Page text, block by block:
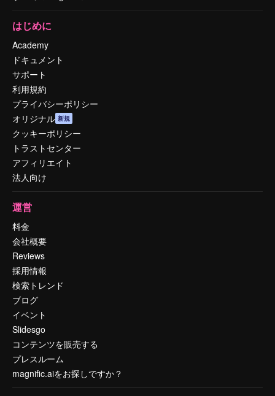
はじめに
Academy
ドキュメント
サポート
利用規約
プライバシーポリシー
オリジナル 新規
クッキーポリシー
トラストセンター
アフィリエイト
法人向け
運営
料金
会社概要
Reviews
採用情報
検索トレンド
ブログ
イベント
Slidesgo
コンテンツを販売する
プレスルーム
magnific.aiをお探しですか？